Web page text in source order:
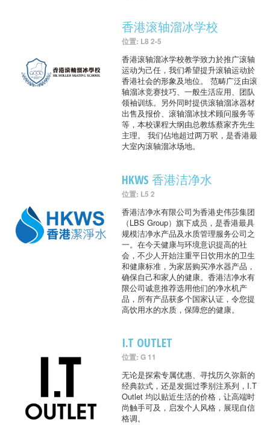
香港滚轴溜冰学校
位置: L8 2-5
香港滚轴溜冰学校教学致力於推广滚轴
运动为己任，我们希望提升滚轴运动於
香港社会的形象及地位。 范畴广泛由滚
轴溜冰竞赛技巧、一般生活应用、团队
领袖训练。另外同时提供滚轴溜冰器材
出售及报价、滚轴溜冰技术顾问服务等
等，本校课程大纲由总教练蔡家齐先生
主理。 我们佔地超过两万呎，是香港最
大室內滚轴溜冰场地。
HKWS 香港洁净水
位置: L5 2
香港洁净水有限公司为香港史伟莎集团
（LBS Group）旗下成员，是香港最具
规模洁净水产品及水质管理服务公司之
一。在今天健康与环境意识提高的社
会，不少人开始注重平日饮用水的卫生
和健康标准，为家居购买净水器产品，
确保自己和家人的健康。香港洁净水有
限公司诚意推荐选用他们的净水机产
品，所有产品获多个国家认证，令您提
高饮用水的水质，保障您的健康。
I.T OUTLET
位置: G 11
无论是探索专属优惠、寻找历久弥新的
经典款式，还是发掘过季别注系列，I.T
Outlet 均以贴近生活的价格，让高端时
尚触手可及，启发个人风格，展现自信
格调。